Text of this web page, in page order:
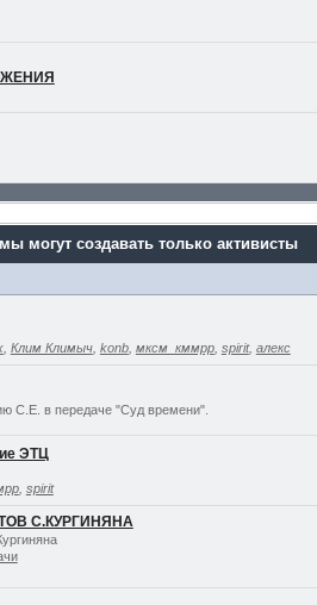
могут создавать только активисты
, Клим Климыч, konb, мксм_кммрр, spirit, алекс
С.Е. в передаче "Суд времени".
ЭТЦ
, spirit
С.КУРГИНЯНА